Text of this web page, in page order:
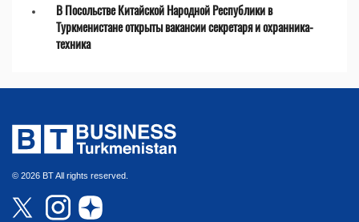
В Посольстве Китайской Народной Республики в
Туркменистане открыты вакансии секретаря и охранника-
техника
© 2026 BT All rights reserved.